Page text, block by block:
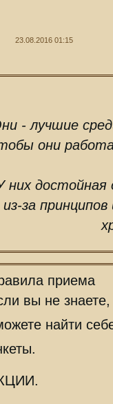
- лучшие
они
из-за
найти